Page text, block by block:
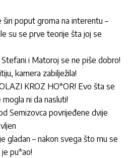
širi poput groma na interentu –
su se prve teorije šta joj se
i Matoroj se ne piše dobro!
kamera zabilježila!
KROZ HO*OR! Evo šta se
ni da nasluti!
Semizovca povrijeđene dvije
gladan – nakon svega što mu se
pu*ao!